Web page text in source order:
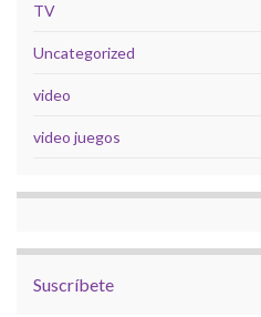
TV
Uncategorized
video
video juegos
Suscríbete